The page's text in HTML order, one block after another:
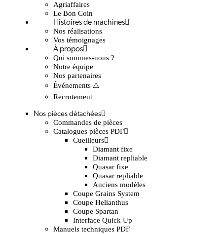
Agriaffaires
Le Bon Coin
Histoires de machines
Nos réalisations
Vos témoignages
À propos
Qui sommes-nous ?
Notre équipe
Nos partenaires
Événements ⚠️
Recrutement
Nos pièces détachées
Commandes de pièces
Catalogues pièces PDF
Cueilleurs
Diamant fixe
Diamant repliable
Quasar fixe
Quasar repliable
Anciens modèles
Coupe Grains System
Coupe Helianthus
Coupe Spartan
Interface Quick Up
Manuels techniques PDF